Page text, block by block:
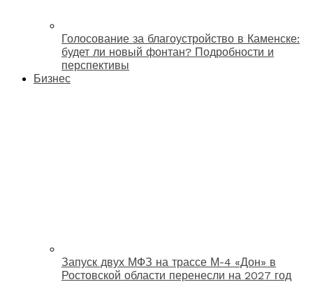
Голосование за благоустройство в Каменске:
будет ли новый фонтан? Подробности и
перспективы
Бизнес
Запуск двух МФЗ на трассе М-4 «Дон» в
Ростовской области перенесли на 2027 год